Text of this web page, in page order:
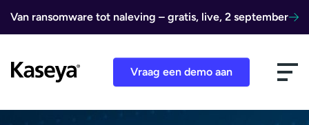
Van ransomware tot naleving – gratis, live, 2 september
Vraag een demo aan